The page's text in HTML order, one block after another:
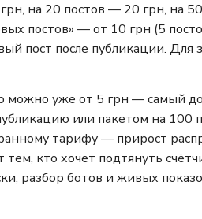
на 20 постов — 20 грн, на
постов» — от 10 грн (5
пост после публикации. Для
уже от 5 грн — самый
или пакетом на 100
тарифу — прирост
кто хочет подтянуть
разбор ботов и живых